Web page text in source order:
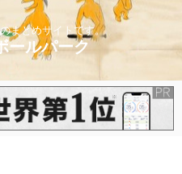
まとめサイトです。
ールパーク